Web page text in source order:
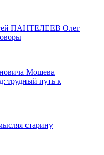
ПАНТЕЛЕЕВ Олег
Мошева
трудный путь к
старину